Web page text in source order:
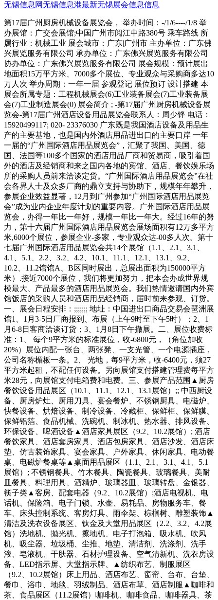
无锡信息网无锡信息港最新无锡展会信息信息
第17届广州厨房机械设备展览会， 举办时间：-/1/6----/1/8 举
办展馆：广交会展馆;中国广州市阅江中路380号 乘车路线 所
属行业：机械工业 展会城市：广东|广州市 主办单位：广东佛
兴展览服务有限公司 承办单位：广东佛兴展览服务有限公司
协办单位：广东佛兴展览服务有限公司 展会规模：预计展出
地面积15万平方米、7000多个展位、专业观众与采购商多达10
万人次 举办周期：一年一届 参观登记 展位预订 设计搭建 本
展会所属专题：工程机械展会(6)工业装备展会(7)工业装备展
会(7)工业制造展会(0) 展会简介 ; -第17届广州厨房机械设备展
览会-第17届广州酒店设备用品展览会联系人：周少锋 电话：
15920499117; 020- 23376030 广东既是我国酒店设备及用品生
产的主要基地，也是国内外酒店用品进出口的主要口岸 一年
一届的“广州国际酒店用品展览会”，汇聚了我国、美国、德
国、法国等100多个国家的酒店用品厂商和贸易商，吸引着国
外的酒店及经销商和来之国内各地的宾馆、酒店、餐饮娱乐场
所的采购人员前来洽谈定货。“广州国际酒店用品展览会”在社
会各界人士及众多厂商的鼎立支持与协助下，规模年年攀升，
参展企业效益显著，12月到广州参加“广州国际酒店用品展览
会”成为业内企业年度计划的重要内容。广州国际酒店用品展
览会，办得一年比一年好，规模一年比一年大。经过16年的努
力，第十六届广州国际酒店用品展览会展场面积有12万多平方
米,6000个展位，参展企业-多家，专业观众达-00多人次。第十
七届广州国际酒店用品展览会共14个展馆（1.1、2.1、3.1、
4.1、5.1、2.2、3.2、4.2、10.1、11.1、12.1、13.1、9.2、
10.2、11.2馆馆A、B区同时展出，总展出面积为150000平方
米）.接近7000个展位，我们将更加努力，把本会办成世界规
模最大、产品最多的酒店用品展览会。我们热情邀请国内外宾
馆饭店的采购人员和酒店用品经销商，届时前来参观、订货。
一、展会日程安排：;;;;;;; 地址：中国进出口商品交易会琶洲展
馆1、1月3-5日厂商报到、布展（上午9时至下午5时）；2、1
月6-8日客商洽谈订货；3、1月8日下午撤展。二、展位收费标
准：1、 每个9平方米的标准展位，收-6800元，（角位加收
20%）展位内配一张台、两张凳、一支光管、一个电源插座，
公司名称楣板一条。2、 光地，每9平方米，收-6400元，须27
平方米起租，不配任何设备。另向展馆支付搭建管理费每平方
米28元，向展馆支付电箱费和电费。三、参展产品范围▲厨房
餐饮设备用品展区（10.1、11.1、12.1、13.1展馆）;; 中西厨设
备、厨房炉灶、厨用刀具、宴会餐炉、不锈钢厨具、电磁炉、
快餐设备、烘焙设备、制冷设备、冷藏柜、保鲜柜、保鲜膜、
保鲜铝箔、食品机械、洗碗机、制冰机、热水器、排风设备、
环保设备、啤酒设备▲酒店家具展区（9.2、10.2展馆）; 酒店
餐饮家具、酒店套房家具、酒店包房家具、酒店沙发、酒店床
垫、仿古装饰家具、宴会家具、户外家具、休闲家具、电动餐
桌、电磁炉餐桌等▲桌面用品展区（1.1、2.1、3.1、4.1、5.1
展馆）; 不锈钢餐具、竹木餐具、陶瓷餐具、玻璃餐具、美耐
皿餐具、料理用具、酒精炉、玻璃器皿、玻璃转盘、金银器、
筷子类▲客房、配套电器（9.2、10.2展馆）;酒店电视机、电
话机、保险箱、电子门锁、水壶、易耗品、房物服务车、餐
车、床头控制系统、客房灯具、雨伞架、棕榈树、雕塑装饰▲
清洁及洗衣设备展区、钛金及大堂用品展区（2.2、3.2、4.2展
馆）洗地机、抛光机、擦地机、电子打泡箱、吸水机、吹风
机、吸尘器、垃圾桶、尘推、地垫、清洁剂、洗涤剂、洗手
液、皂液机、干肤器、石材护理设备、空气清新机、洗衣房设
备、LED指示屏、大堂指示牌、▲纺织布艺、制服展区
（9.2、10.2展馆）床上用品、酒店布艺、窗帘、台布、台垫、
餐巾、浴巾、地毯、羽绒制品、酒店布草、酒店制服▲咖啡和
茶、食品展区（11.2展馆）咖啡机、咖啡食品、咖啡器具、茶